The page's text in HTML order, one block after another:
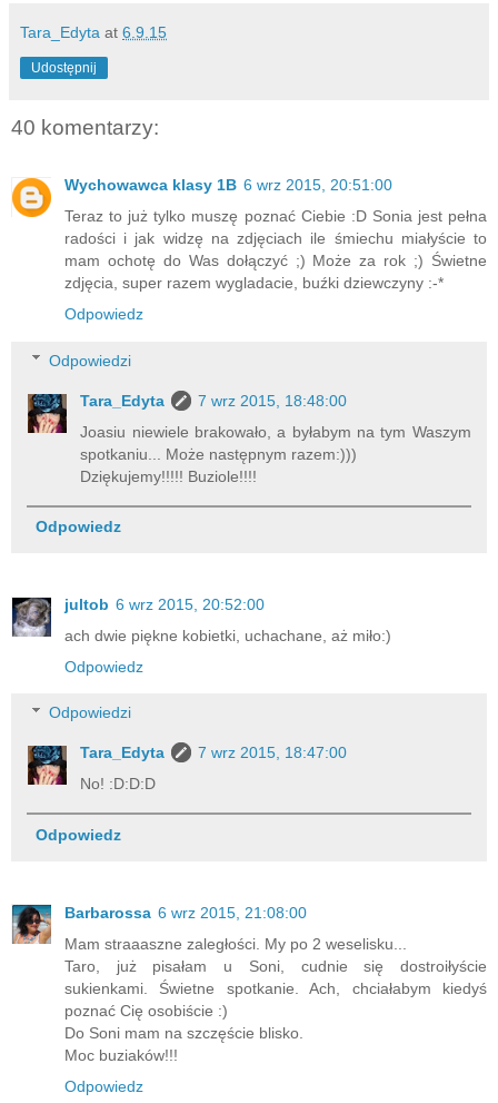
Tara_Edyta at 6.9.15
Udostępnij
40 komentarzy:
Wychowawca klasy 1B 6 wrz 2015, 20:51:00
Teraz to już tylko muszę poznać Ciebie :D Sonia jest pełna
radości i jak widzę na zdjęciach ile śmiechu miałyście to
mam ochotę do Was dołączyć ;) Może za rok ;) Świetne
zdjęcia, super razem wygladacie, buźki dziewczyny :-*
Odpowiedz
Odpowiedzi
Tara_Edyta
7 wrz 2015, 18:48:00
Joasiu niewiele brakowało, a byłabym na tym Waszym
spotkaniu... Może następnym razem:)))
Dziękujemy!!!!! Buziole!!!!
Odpowiedz
jultob 6 wrz 2015, 20:52:00
ach dwie piękne kobietki, uchachane, aż miło:)
Odpowiedz
Odpowiedzi
Tara_Edyta
7 wrz 2015, 18:47:00
No! :D:D:D
Odpowiedz
Barbarossa 6 wrz 2015, 21:08:00
Mam straaaszne zaległości. My po 2 weselisku...
Taro, już pisałam u Soni, cudnie się dostroiłyście
sukienkami. Świetne spotkanie. Ach, chciałabym kiedyś
poznać Cię osobiście :)
Do Soni mam na szczęście blisko.
Moc buziaków!!!
Odpowiedz